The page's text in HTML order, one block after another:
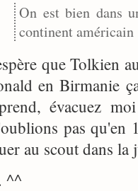
On est bien dans
continent américain
que Tolkien
en Birmanie
évacuez
pas qu'en
au scout dans la
^^